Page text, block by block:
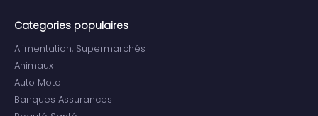
Categories populaires
Alimentation, Supermarchés
Animaux
Auto Moto
Banques Assurances